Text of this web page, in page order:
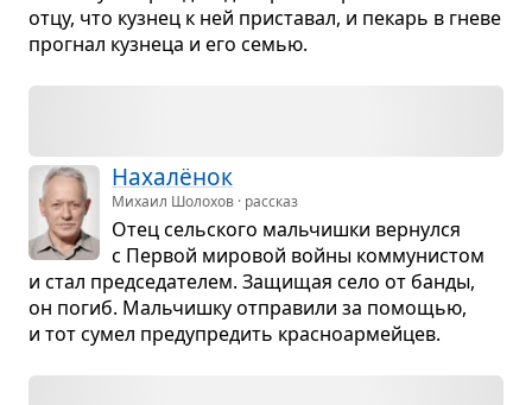
отцу, что куз­нец к ней при­ста­вал, и пекарь в гневе
про­гнал куз­неца и его семью.
Нахалёнок
Михаил Шолохов · рассказ
Отец сель­ского маль­чишки вер­нулся
с Пер­вой миро­вой войны ком­му­ни­стом
и стал пред­се­да­те­лем. Защи­щая село от банды,
он погиб. Маль­чишку отпра­вили за помо­щью,
и тот сумел пре­ду­пре­дить крас­но­ар­мей­цев.